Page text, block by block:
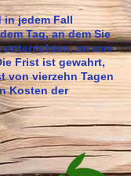
in jedem Fall
Tag, an dem Sie
unterrichten, an uns
Frist ist gewahrt,
von vierzehn Tagen
Kosten der